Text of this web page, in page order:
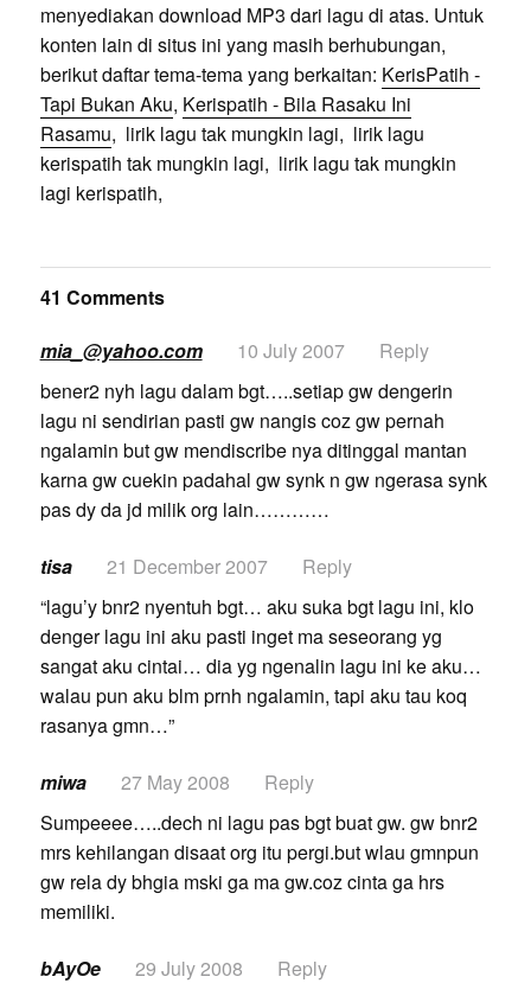
menyediakan download MP3 dari lagu di atas. Untuk
konten lain di situs ini yang masih berhubungan,
berikut daftar tema-tema yang berkaitan: KerisPatih -
Tapi Bukan Aku, Kerispatih - Bila Rasaku Ini
Rasamu, lirik lagu tak mungkin lagi, lirik lagu
kerispatih tak mungkin lagi, lirik lagu tak mungkin
lagi kerispatih,
41 Comments
mia_@yahoo.com
10 July 2007
Reply
bener2 nyh lagu dalam bgt…..setiap gw dengerin
lagu ni sendirian pasti gw nangis coz gw pernah
ngalamin but gw mendiscribe nya ditinggal mantan
karna gw cuekin padahal gw synk n gw ngerasa synk
pas dy da jd milik org lain…………
tisa 21 December 2007
Reply
“lagu’y bnr2 nyentuh bgt… aku suka bgt lagu ini, klo
denger lagu ini aku pasti inget ma seseorang yg
sangat aku cintai… dia yg ngenalin lagu ini ke aku…
walau pun aku blm prnh ngalamin, tapi aku tau koq
rasanya gmn…”
miwa 27 May 2008
Reply
Sumpeeee…..dech ni lagu pas bgt buat gw. gw bnr2
mrs kehilangan disaat org itu pergi.but wlau gmnpun
gw rela dy bhgia mski ga ma gw.coz cinta ga hrs
memiliki.
bAyOe 29 July 2008
Reply